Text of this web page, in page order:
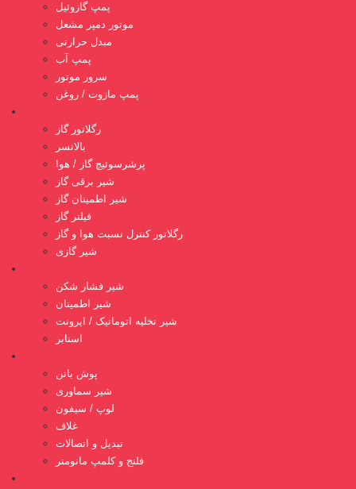
پمپ گازوئیل
موتور دمپر مشعل
مبدل حرارتی
پمپ آب
سرور موتور
پمپ مازوت / روغن
رگلاتور گاز
بالانسر
پرشرسوئیچ گاز / هوا
شیر برقی گاز
شیر اطمینان گاز
فیلتر گاز
رگلاتور کنترل نسبت هوا و گاز
شیر گازی
شیر فشار شکن
شیر اطمینان
شیر تخلیه اتوماتیک / ایرونت
اسنابر
پوش باتن
شیر سماوری
لوپ / سیفون
غلاف
تبدیل و اتصالات
فلنج و کلمپ مانومتر